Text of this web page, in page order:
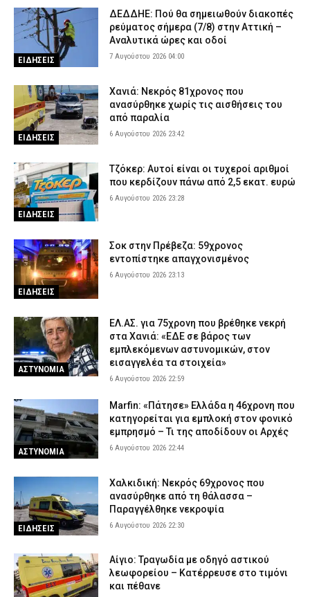
ΕΙΔΗΣΕΙΣ
ΔΕΔΔΗΕ: Πού θα σημειωθούν διακοπές
ρεύματος σήμερα (7/8) στην Αττική –
Αναλυτικά ώρες και οδοί
7 Αυγούστου 2026 04:00
ΕΙΔΗΣΕΙΣ
Χανιά: Νεκρός 81χρονος που
ανασύρθηκε χωρίς τις αισθήσεις του
από παραλία
6 Αυγούστου 2026 23:42
ΕΙΔΗΣΕΙΣ
Τζόκερ: Αυτοί είναι οι τυχεροί αριθμοί
που κερδίζουν πάνω από 2,5 εκατ. ευρώ
6 Αυγούστου 2026 23:28
ΕΙΔΗΣΕΙΣ
Σοκ στην Πρέβεζα: 59χρονος
εντοπίστηκε απαγχονισμένος
6 Αυγούστου 2026 23:13
ΑΣΤΥΝΟΜΙΑ
ΕΛ.ΑΣ. για 75χρονη που βρέθηκε νεκρή
στα Χανιά: «ΕΔΕ σε βάρος των
εμπλεκόμενων αστυνομικών, στον
εισαγγελέα τα στοιχεία»
6 Αυγούστου 2026 22:59
ΑΣΤΥΝΟΜΙΑ
Marfin: «Πάτησε» Ελλάδα η 46χρονη που
κατηγορείται για εμπλοκή στον φονικό
εμπρησμό – Τι της αποδίδουν οι Αρχές
6 Αυγούστου 2026 22:44
ΕΙΔΗΣΕΙΣ
Χαλκιδική: Νεκρός 69χρονος που
ανασύρθηκε από τη θάλασσα –
Παραγγέλθηκε νεκροψία
6 Αυγούστου 2026 22:30
Αίγιο: Τραγωδία με οδηγό αστικού
λεωφορείου – Κατέρρευσε στο τιμόνι
και πέθανε